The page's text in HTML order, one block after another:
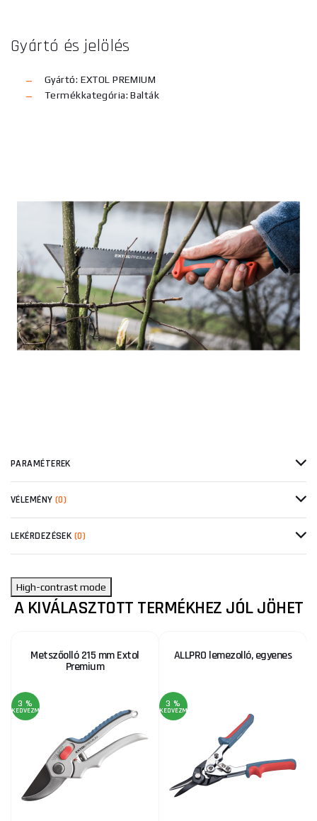
Gyártó és jelölés
Gyártó: EXTOL PREMIUM
Termékkategória: Balták
PARAMÉTEREK
VÉLEMÉNY (0)
LEKÉRDEZÉSEK (0)
High-contrast mode
A KIVÁLASZTOTT TERMÉKHEZ JÓL JÖHET
Metszőolló 215 mm Extol
Premium
3 %
KEDVEZMÉNY
ALLPRO lemezolló, egyenes
3 %
KEDVEZMÉNY